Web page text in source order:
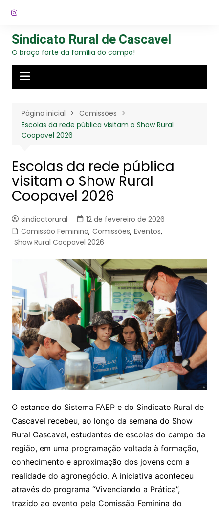
para
conteúdo
Sindicato Rural de Cascavel
O braço forte da família do campo!
Página inicial
Comissões
Escolas da rede pública visitam o Show Rural
Coopavel 2026
Escolas da rede pública
visitam o Show Rural
Coopavel 2026
sindicatorural
12 de fevereiro de 2026
Comissão Feminina, Comissões, Eventos,
Show Rural Coopavel 2026
O estande do Sistema FAEP e do Sindicato Rural de
Cascavel recebeu, ao longo da semana do Show
Rural Cascavel, estudantes de escolas do campo da
região, em uma programação voltada à formação,
conhecimento e aproximação dos jovens com a
realidade do agronegócio. A iniciativa aconteceu
através do programa “Vivenciando a Prática”,
trazido ao evento pela Comissão Feminina do